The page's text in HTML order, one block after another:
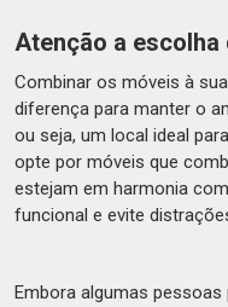
Atenção a escolha
Combinar os móveis à
diferença para manter o
ou seja, um local ideal
opte por móveis que
estejam em harmonia
funcional e evite
Embora algumas